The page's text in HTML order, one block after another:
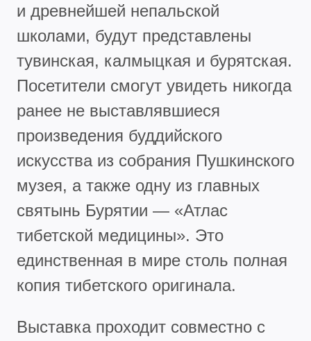
и древнейшей непальской
школами, будут представлены
тувинская, калмыцкая и бурятская.
Посетители смогут увидеть никогда
ранее не выставлявшиеся
произведения буддийского
искусства из собрания Пушкинского
музея, а также одну из главных
святынь Бурятии — «Атлас
тибетской медицины». Это
единственная в мире столь полная
копия тибетского оригинала.
Выставка проходит совместно с